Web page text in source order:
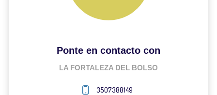
Ponte en contacto con
LA FORTALEZA DEL BOLSO
3507388149